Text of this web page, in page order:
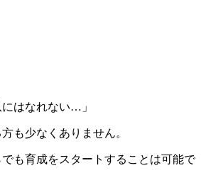
にはなれない…」
も少なくありません。
も育成をスタートすることは可能で